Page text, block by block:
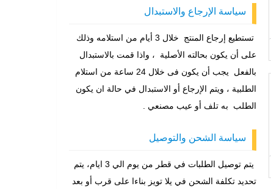
سياسة الإرجاع والاستبدال
تستطيع إرجاع المنتج خلال 3 أيام من استلامه وذلك
على أن يكون بحالته الأصلية ، واذا قمت بالاستبدال
بالفعل يجب أن يكون فى خلال 24 ساعة من استلام
الطلبية ، ويتم الإرجاع أو الاستبدال في حالة ان يكون
الطلب به تلف أو عيب مصنعي .
سياسة الشحن والتوصيل
يتم توصيل الطلبات في قطر من يوم الي 3 ايام، يتم
تحديد تكلفة الشحن في يلا تويز بناءا على قرب أو بعد